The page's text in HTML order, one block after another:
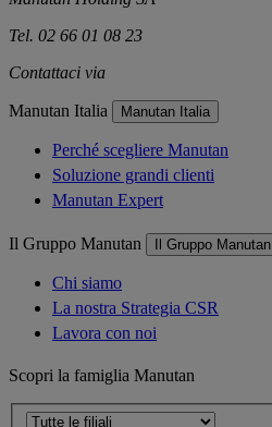
Tel. 02 66 01 08 23
Contattaci via
Manutan Italia Manutan Italia
Perché scegliere Manutan
Soluzione grandi clienti
Manutan Expert
Il Gruppo Manutan Il Gruppo Manutan
Chi siamo
La nostra Strategia CSR
Lavora con noi
Scopri la famiglia Manutan